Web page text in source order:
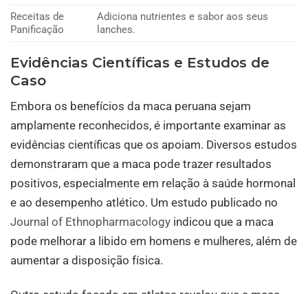
Receitas de
Panificação
Adiciona nutrientes e sabor aos seus
lanches.
Evidências Científicas e Estudos de
Caso
Embora os benefícios da maca peruana sejam
amplamente reconhecidos, é importante examinar as
evidências científicas que os apoiam. Diversos estudos
demonstraram que a maca pode trazer resultados
positivos, especialmente em relação à saúde hormonal
e ao desempenho atlético. Um estudo publicado no
Journal of Ethnopharmacology indicou que a maca
pode melhorar a libido em homens e mulheres, além de
aumentar a disposição física.